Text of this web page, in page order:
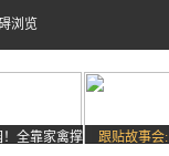
浏览
全靠家禽撑
跟贴故事会: